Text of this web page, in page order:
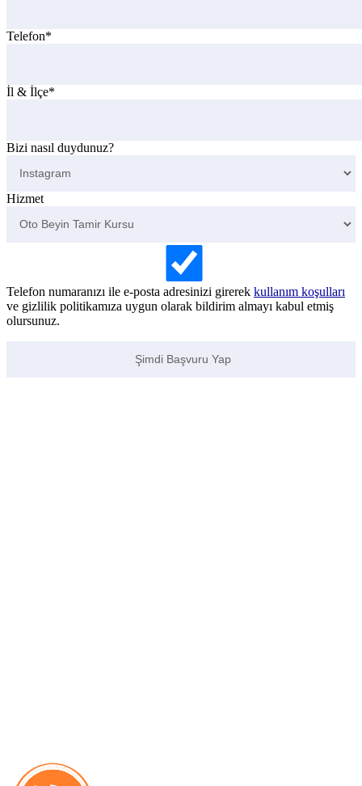
Telefon*
İl & İlçe*
Bizi nasıl duydunuz?
Hizmet
Telefon numaranızı ile e-posta adresinizi girerek kullanım koşulları
ve gizlilik politikamıza uygun olarak bildirim almayı kabul etmiş
olursunuz.